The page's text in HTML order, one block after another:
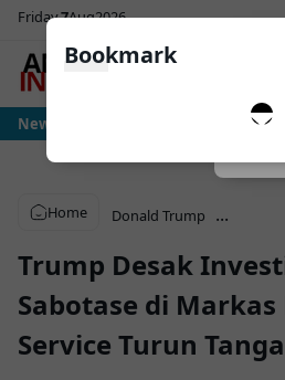
Friday7Aug2026
Light
News
Ujian Sesungguhnya Albiceleste
Home Donald Trump ...
Trump Desak
Sabotase di Markas
Service Turun
Bookmark